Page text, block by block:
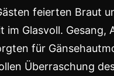
feierten Braut
im Glasvoll.
für
Überraschung